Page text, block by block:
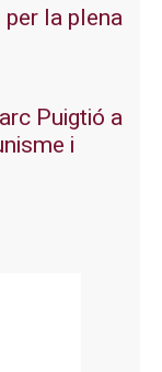
la plena
Puigtió a
i